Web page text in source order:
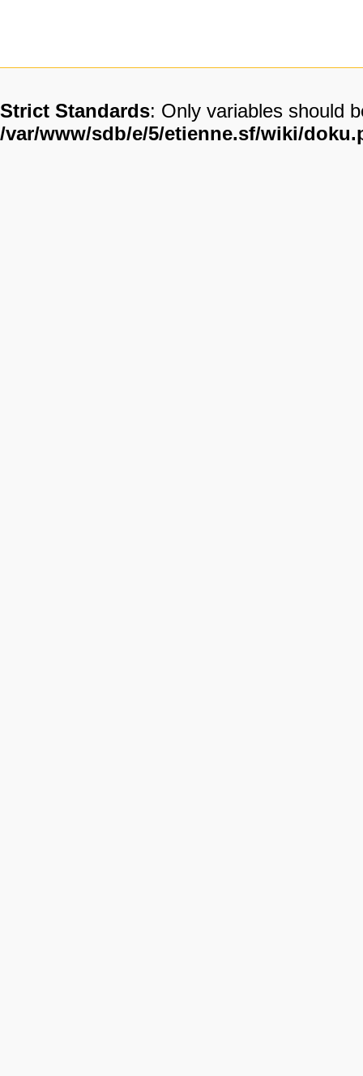
Strict Standards: Only variables should
/var/www/sdb/e/5/etienne.sf/wiki/